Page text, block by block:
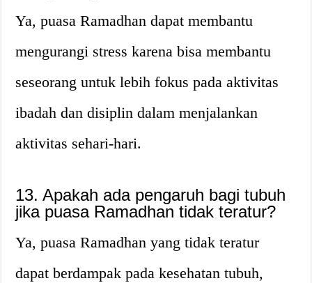
Ya, puasa Ramadhan dapat membantu
mengurangi stress karena bisa membantu
seseorang untuk lebih fokus pada aktivitas
ibadah dan disiplin dalam menjalankan
aktivitas sehari-hari.
13. Apakah ada pengaruh bagi tubuh
jika puasa Ramadhan tidak teratur?
Ya, puasa Ramadhan yang tidak teratur
dapat berdampak pada kesehatan tubuh,